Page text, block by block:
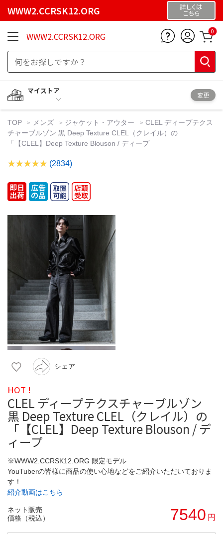
WWW2.CCRSK12.ORG 詳しくは
こちら
WWW2.CCRSK12.ORG 0
マイストア
変更
TOP メンズ ジャケット・アウター
CLEL ディープテクス
チャーブルゾン 黒 Deep Texture CLEL（クレイル）の
「【CLEL】Deep Texture Blouson / ディープ
(2834)
シェア
HOT !
CLEL ディープテクスチャーブルゾン
黒 Deep Texture CLEL（クレイル）の
「【CLEL】Deep Texture Blouson / デ
ィープ
※WWW2.CCRSK12.ORG 限定モデル
YouTuberの皆様に商品の使い心地などをご紹介いただいておりま
す！
紹介動画はこちら
ネット販売
価格（税込）
7540 円